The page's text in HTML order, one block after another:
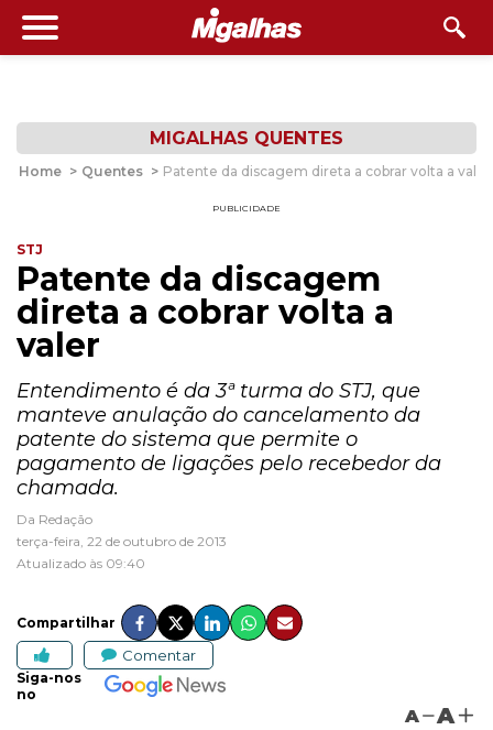
MIGALHAS QUENTES
Home > Quentes > Patente da discagem direta a cobrar volta a valer
PUBLICIDADE
STJ
Patente da discagem
direta a cobrar volta a
valer
Entendimento é da 3ª turma do STJ, que
manteve anulação do cancelamento da
patente do sistema que permite o
pagamento de ligações pelo recebedor da
chamada.
Da Redação
terça-feira, 22 de outubro de 2013
Atualizado às 09:40
Compartilhar
Comentar
Siga-nos
no
A A